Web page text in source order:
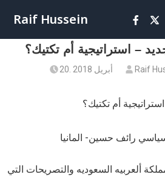
Raif Hussein
– استراتيجية أم تكتيك؟
20. أبريل 2018 Raif
أم تكتيك؟
رائف حسين- المانيا
ألعربيه السعوديه والتصريحات التي